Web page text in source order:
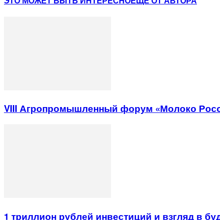
VIII Агропромышленный форум «Молоко
1 триллион рублей инвестиций и взгляд в